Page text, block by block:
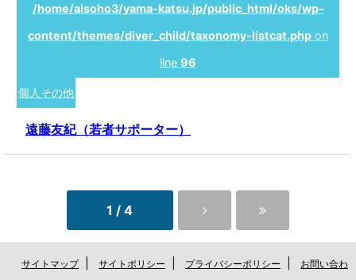
/home/aisoho3/yama-katsu.jp/public_html/oks/wp-
content/themes/diver_child/taxonomy-listcat.php on
line 96
個人その他
遠藤友紀（若者サポーター）
1 / 4
サイトマップ サイトポリシー プライバシーポリシー お問い合わ